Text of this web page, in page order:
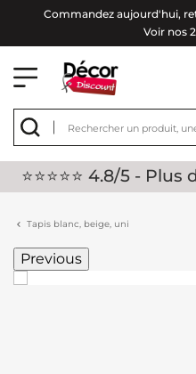
Commandez aujourd'hui,
Voir nos
⭐⭐⭐⭐⭐ 4.8/5 -
Tapis blanc, beige, uni
Previous